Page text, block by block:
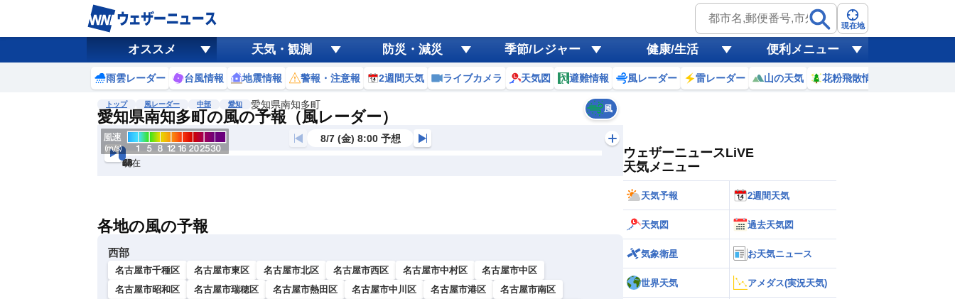
現在地
オススメ 天気・観測 防災・減災 季節/レジャー 健康/生活 便利メニュー
雨雲レーダー 台風情報 地震情報 警報・注意報 2週間天気 ライブカメラ 天気図 避難情報 風レーダー 雷レーダー 山の天気 花粉飛散情報
トップ 風レーダー 中部 愛知 愛知県南知多町
愛知県南知多町の風の予報（風レーダー） 風
風
黄砂
天気 台風
8/7 (金) 8:00 予想
現在
6h
12
24
36
48
60
72
各地の風の予報
西部
名古屋市千種区 名古屋市東区 名古屋市北区 名古屋市西区 名古屋市中村区
名古屋市中区
名古屋市昭和区
名古屋市瑞穂区 名古屋市熱田区 名古屋市中川区 名古屋市港区
名古屋市南区
ウェザーニュースLiVE
天気メニュー
天気予報 2週間天気
天気図 過去天気図
気象衛星 お天気ニュース
世界天気 アメダス(実況天気)